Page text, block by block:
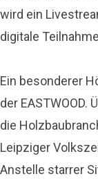
wird ein
digitale
Ein besonderer
der
die
Leipziger
Anstelle starrer